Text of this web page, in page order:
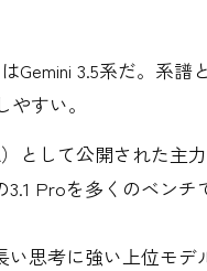
Gemini 3.5系だ。系譜
すい。
して公開された主力
Proを多くのベンチ
思考に強い上位モデ